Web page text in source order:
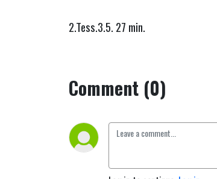
2.Tess.3.5. 27 min.
Comment (0)